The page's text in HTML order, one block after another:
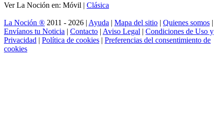
Ver La Noción en: Móvil | Clásica
La Noción ® 2011 - 2026 | Ayuda | Mapa del sitio | Quienes somos |
Envíanos tu Noticia | Contacto | Aviso Legal | Condiciones de Uso y
Privacidad | Política de cookies | Preferencias del consentimiento de
cookies